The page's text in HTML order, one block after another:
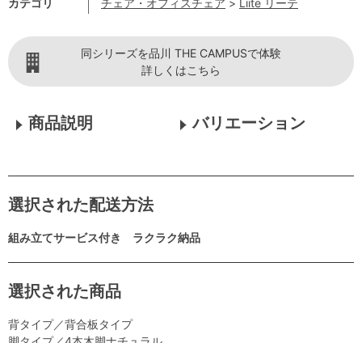
カテゴリ チェア・オフィスチェア > Liite リーテ
同シリーズを品川 THE CAMPUSで体験
詳しくはこちら
商品説明 バリエーション
選択された配送方法
組み立てサービス付き ラクラク納品
選択された商品
背タイプ／背合板タイプ